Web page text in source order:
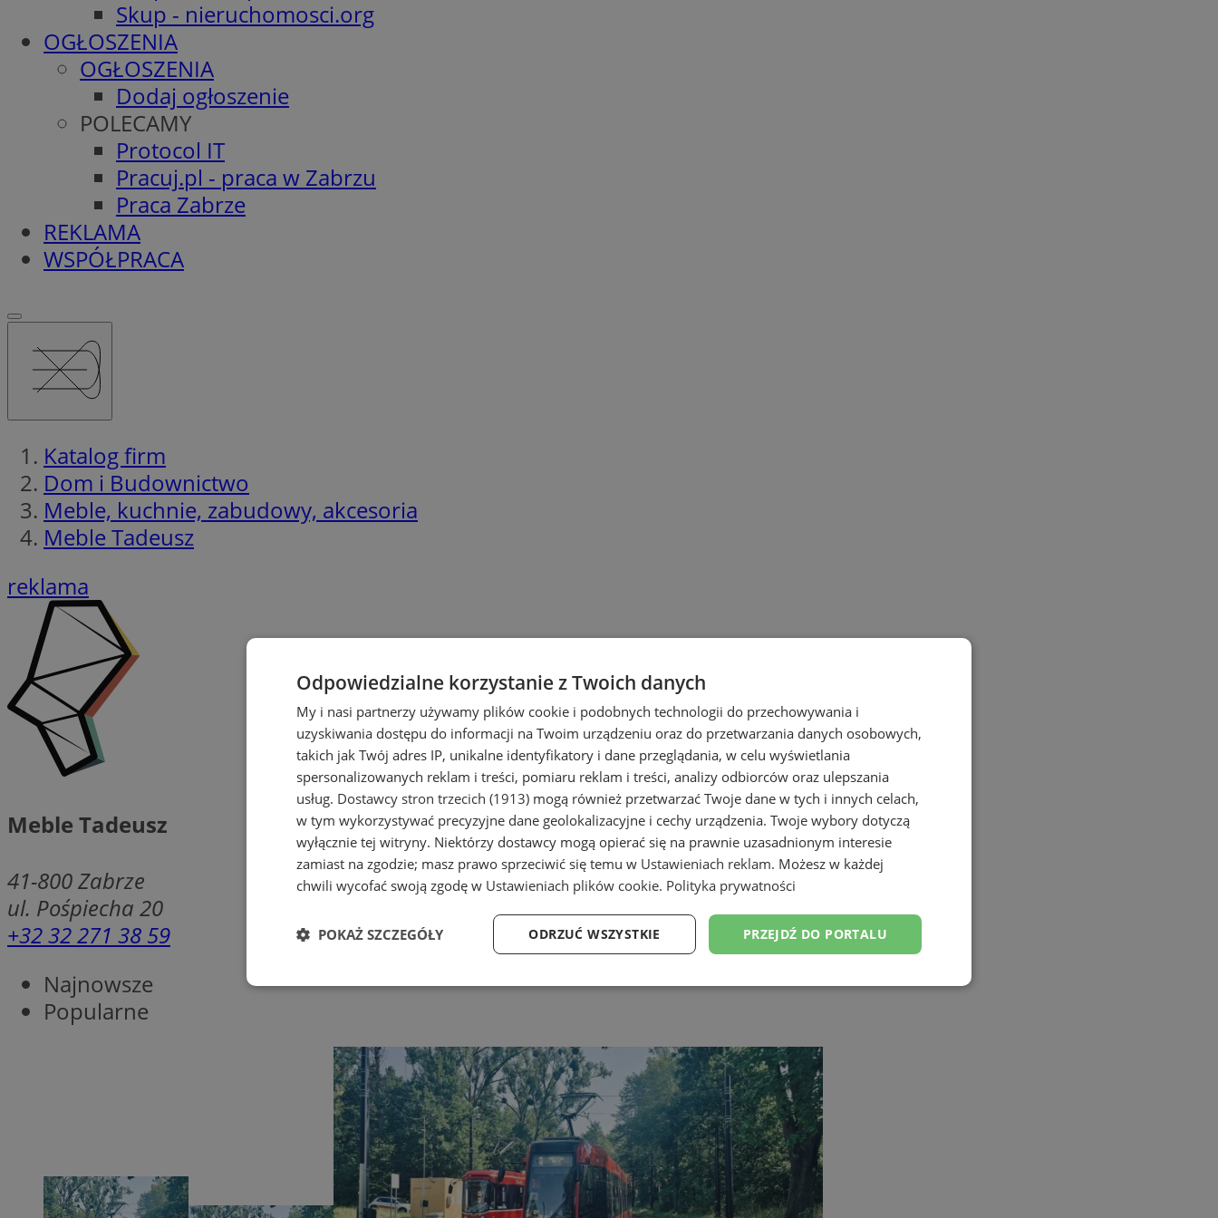
Skup - nieruchomosci.org
OGŁOSZENIA
OGŁOSZENIA
Dodaj ogłoszenie
POLECAMY
Protocol IT
Pracuj.pl - praca w Zabrzu
Praca Zabrze
REKLAMA
WSPÓŁPRACA
Katalog firm
Dom i Budownictwo
Meble, kuchnie, zabudowy, akcesoria
Meble Tadeusz
reklama
Meble Tadeusz
41-800Zabrze
ul. Pośpiecha 20
+32 32 271 38 59
Najnowsze
Popularne
Odpowiedzialne korzystanie z Twoich danych
My i nasi partnerzy używamy plików cookie i podobnych technologii do przechowywania i
uzyskiwania dostępu do informacji na Twoim urządzeniu oraz do przetwarzania danych osobowych,
takich jak Twój adres IP, unikalne identyfikatory i dane przeglądania, w celu wyświetlania
spersonalizowanych reklam i treści, pomiaru reklam i treści, analizy odbiorców oraz ulepszania
usług. Dostawcy stron trzecich (1913) mogą również przetwarzać Twoje dane w tych i innych celach,
w tym wykorzystywać precyzyjne dane geolokalizacyjne i cechy urządzenia. Twoje wybory dotyczą
wyłącznie tej witryny. Niektórzy dostawcy mogą opierać się na prawnie uzasadnionym interesie
zamiast na zgodzie; masz prawo sprzeciwić się temu w Ustawieniach reklam. Możesz w każdej
chwili wycofać swoją zgodę w Ustawieniach plików cookie. Polityka prywatności
PRZEJDŹ DO PORTALU
ODRZUĆ WSZYSTKIE
POKAŻ SZCZEGÓŁY
Niezbędne Wydajność Targetowanie Funkcjonalność Niesklasyfikowane
Niezbędne Wydajność Targetowanie Funkcjonalność Niesklasyfikowane
Niezbędne pliki cookie umożliwiają korzystanie z podstawowych funkcji strony internetowej, takich jak logowanie użytkownika i
zarządzanie kontem. Bez niezbędnych plików cookie nie można prawidłowo korzystać ze strony internetowej.
Provider
Domena
Okres
przechowywania
Opis